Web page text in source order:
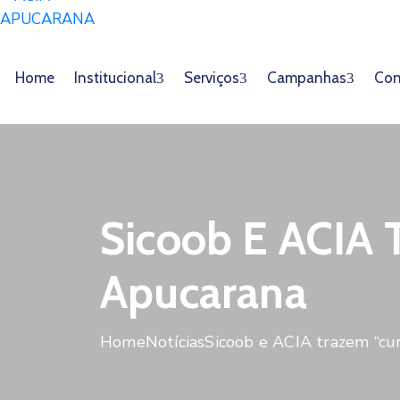
Home Institucional Serviços Campanhas
Sicoob E ACIA
Apucarana
HomeNotíciasSicoob e ACIA trazem